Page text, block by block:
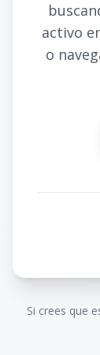
activo
o
Si crees que